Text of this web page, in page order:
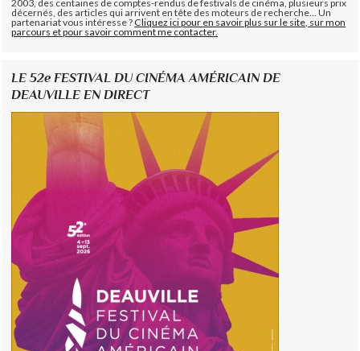
2003, des centaines de comptes-rendus de festivals de cinéma, plusieurs prix
décernés, des articles qui arrivent en tête des moteurs de recherche... Un
partenariat vous intéresse ?Cliquez ici pour en savoir plus sur le site, sur mon
parcours et pour savoir comment me contacter.
LE 52e FESTIVAL DU CINÉMA AMÉRICAIN DE
DEAUVILLE EN DIRECT